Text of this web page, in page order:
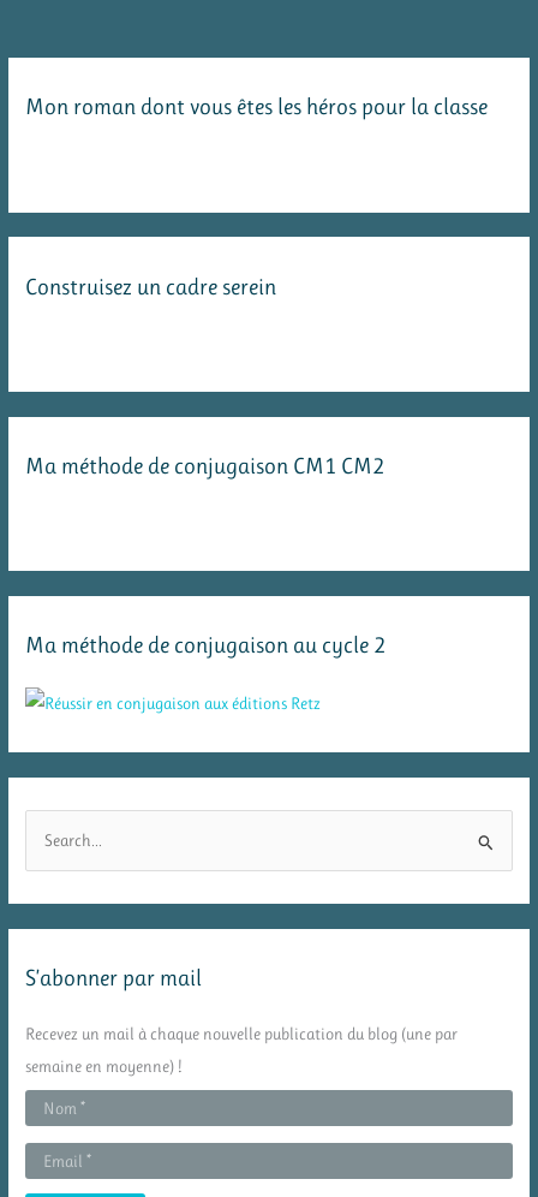
Mon roman dont vous êtes les héros pour la classe
Construisez un cadre serein
Ma méthode de conjugaison CM1 CM2
Ma méthode de conjugaison au cycle 2
r
:
S’abonner par mail
Recevez un mail à chaque nouvelle publication du blog (une par
semaine en moyenne) !